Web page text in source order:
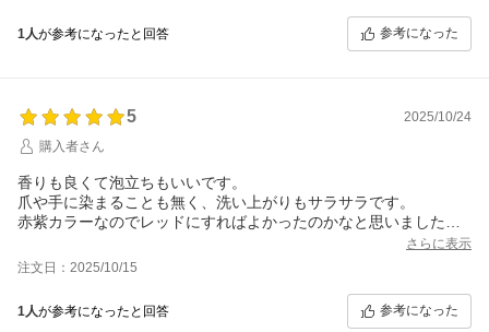
1人が参考になったと回答 参考になった
5
2025/10/24
購入者さん
香りも良くて泡立ちもいいです。
爪や手に染まることも無く、洗い上がりもサラサラです。
赤紫カラーなのでレッドにすればよかったのかなと思いましたが
さらに表示
注文日：2025/10/15
1人が参考になったと回答 参考になった